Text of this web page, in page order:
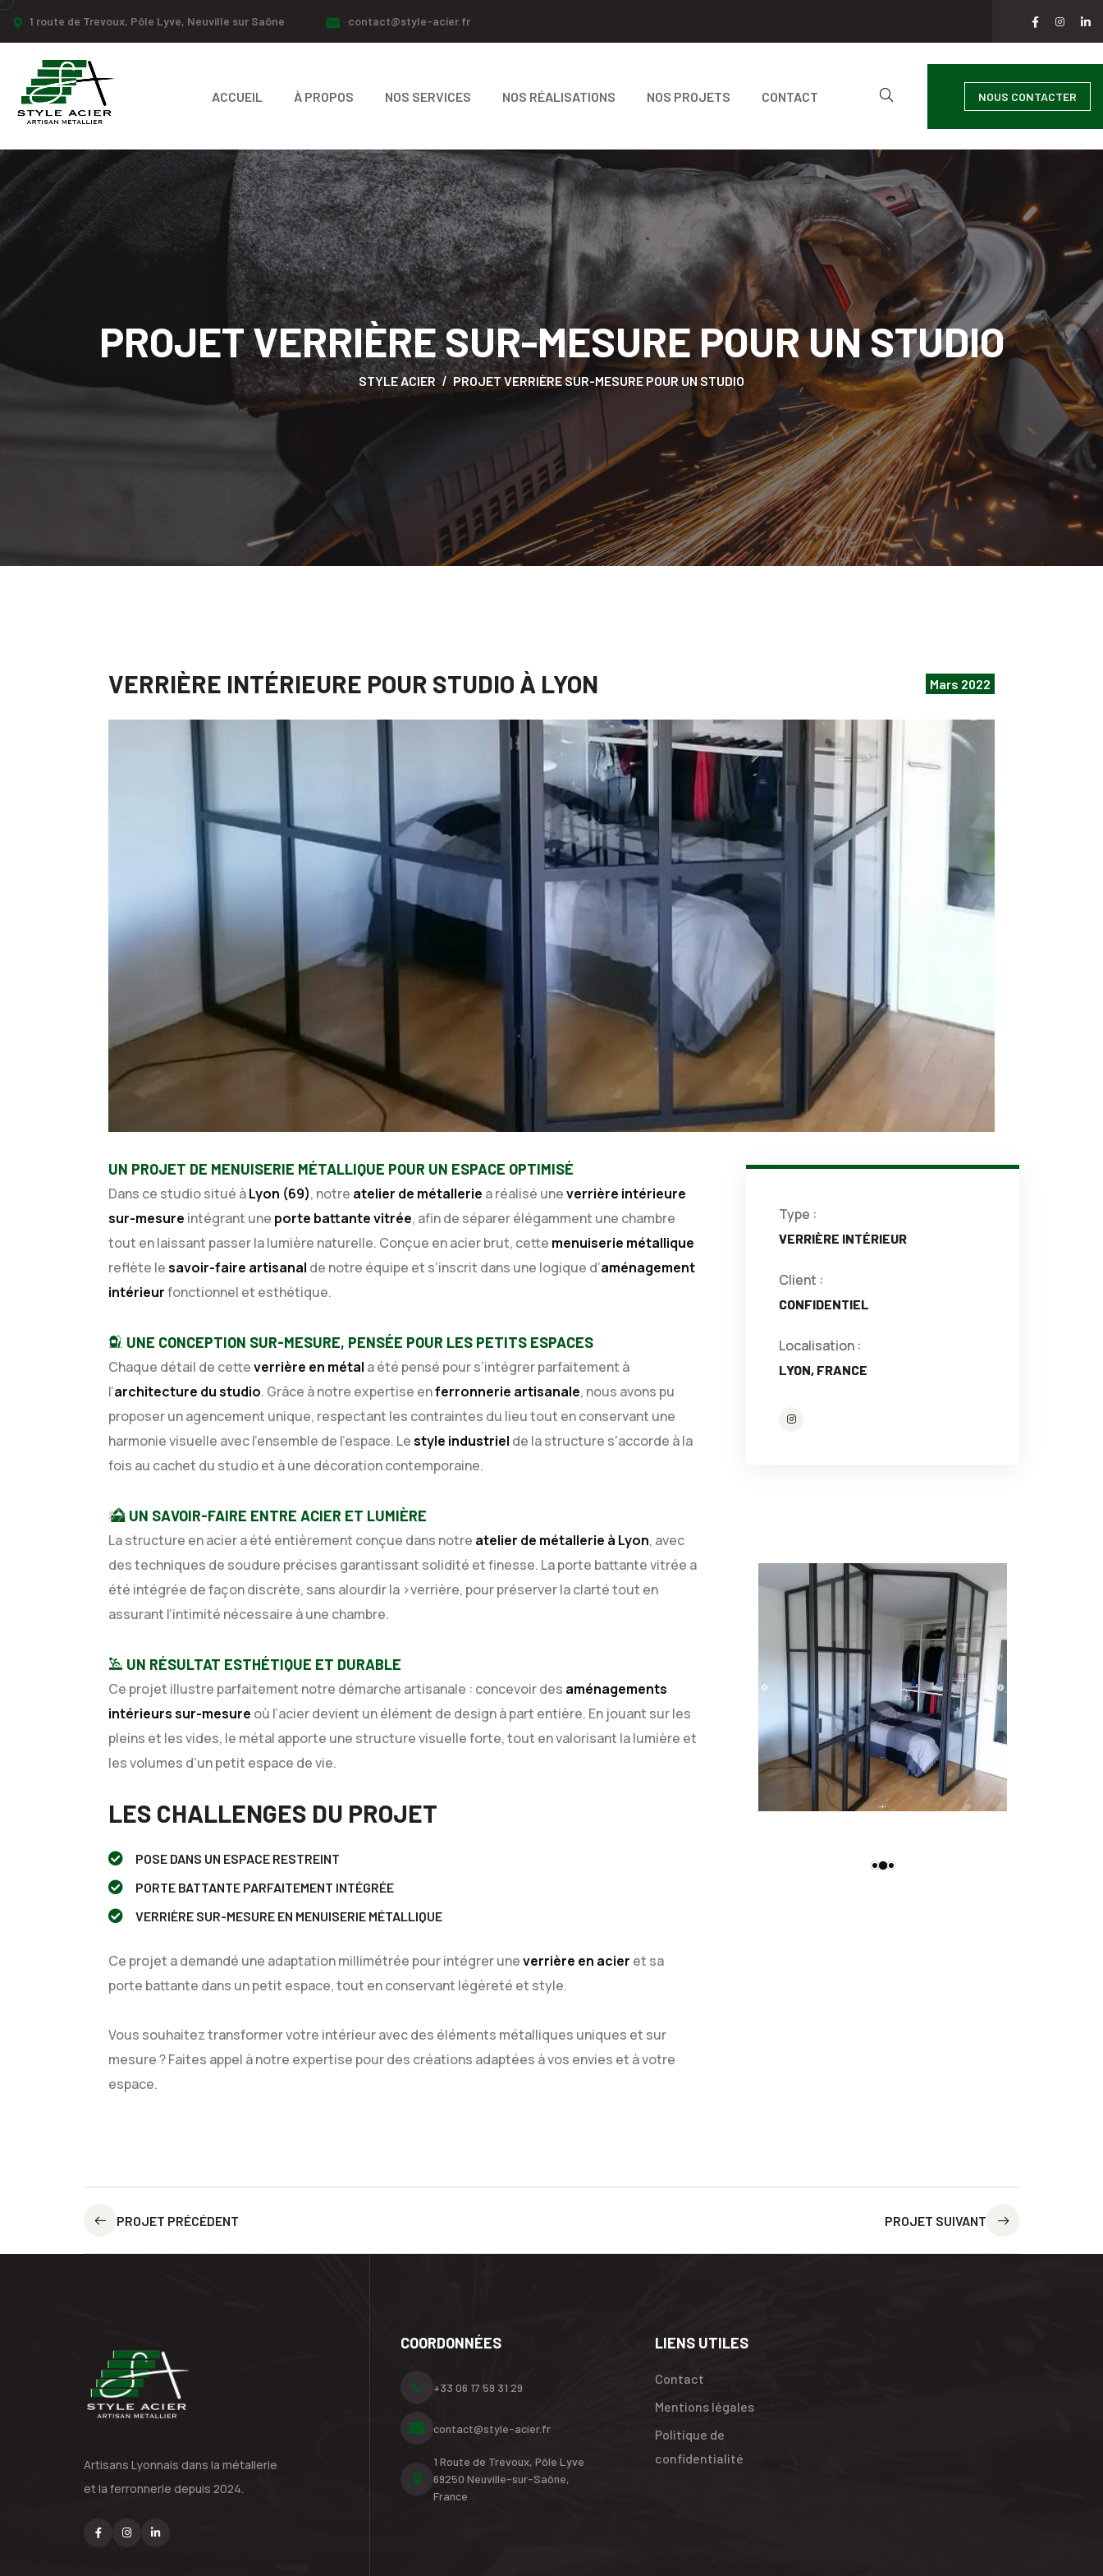
1 route de Trevoux, Pôle Lyve, Neuville sur Saône contact@style-acier.fr
ACCUEIL À PROPOS NOS SERVICES NOS RÉALISATIONS NOS PROJETS CONTACT NOUS CONTACTER
PROJET VERRIÈRE SUR-MESURE POUR UN STUDIO
STYLE ACIER PROJET VERRIÈRE SUR-MESURE POUR UN STUDIO
VERRIÈRE INTÉRIEURE POUR STUDIO À LYON Mars 2022
UN PROJET DE MENUISERIE MÉTALLIQUE POUR UN ESPACE OPTIMISÉ
Dans ce studio situé àLyon (69), notre atelier de métallerie a réalisé uneverrière intérieure
sur-mesure intégrant une porte battante vitrée, afin de séparer élégamment une chambre
tout en laissant passer la lumière naturelle. Conçue en acier brut, cette menuiserie métallique
reflète lesavoir-faire artisanal de notre équipe et s’inscrit dans une logique d’aménagement
intérieurfonctionnel et esthétique.
UNE CONCEPTION SUR-MESURE, PENSÉE POUR LES PETITS ESPACES
Chaque détail de cetteverrière en métal a été pensé pour s’intégrer parfaitement à
l’architecture du studio. Grâce à notre expertise enferronnerie artisanale, nous avons pu
proposer un agencement unique, respectant les contraintes du lieu tout en conservant une
harmonie visuelle avec l’ensemble de l’espace. Lestyle industriel de la structure s'accorde à la
fois au cachet du studio et à une décoration contemporaine.
UN SAVOIR-FAIRE ENTRE ACIER ET LUMIÈRE
La structure en acier a été entièrement conçue dans notre atelier de métallerie à Lyon, avec
des techniques de soudure précises garantissant solidité et finesse. La porte battante vitrée a
été intégrée de façon discrète, sans alourdir la >verrière, pour préserver la clarté tout en
assurant l’intimité nécessaire à une chambre.
UN RÉSULTAT ESTHÉTIQUE ET DURABLE
Ce projet illustre parfaitement notre démarche artisanale : concevoir des aménagements
intérieurs sur-mesure où l’acier devient un élément de design à part entière. En jouant sur les
pleins et les vides, le métal apporte une structure visuelle forte, tout en valorisant la lumière et
les volumes d’un petit espace de vie.
LES CHALLENGES DU PROJET
POSE DANS UN ESPACE RESTREINT
PORTE BATTANTE PARFAITEMENT INTÉGRÉE
VERRIÈRE SUR-MESURE EN MENUISERIE MÉTALLIQUE
Ce projet a demandé une adaptation millimétrée pour intégrer uneverrière en acier et sa
porte battante dans un petit espace, tout en conservant légèreté et style.
Vous souhaitez transformer votre intérieur avec des éléments métalliques uniques et sur
mesure ? Faites appel à notre expertise pour des créations adaptées à vos envies et à votre
espace.
Type :
VERRIÈRE INTÉRIEUR
Client :
CONFIDENTIEL
Localisation :
LYON, FRANCE
PROJET PRÉCÉDENT PROJET SUIVANT
Artisans Lyonnais dans la métallerie
et la ferronnerie depuis 2024.
COORDONNÉES
+33 06 17 59 31 29
contact@style-acier.fr
1 Route de Trevoux, Pôle Lyve
69250 Neuville-sur-Saône,
France
LIENS UTILES
Contact
Mentions légales
Politique de
confidentialité